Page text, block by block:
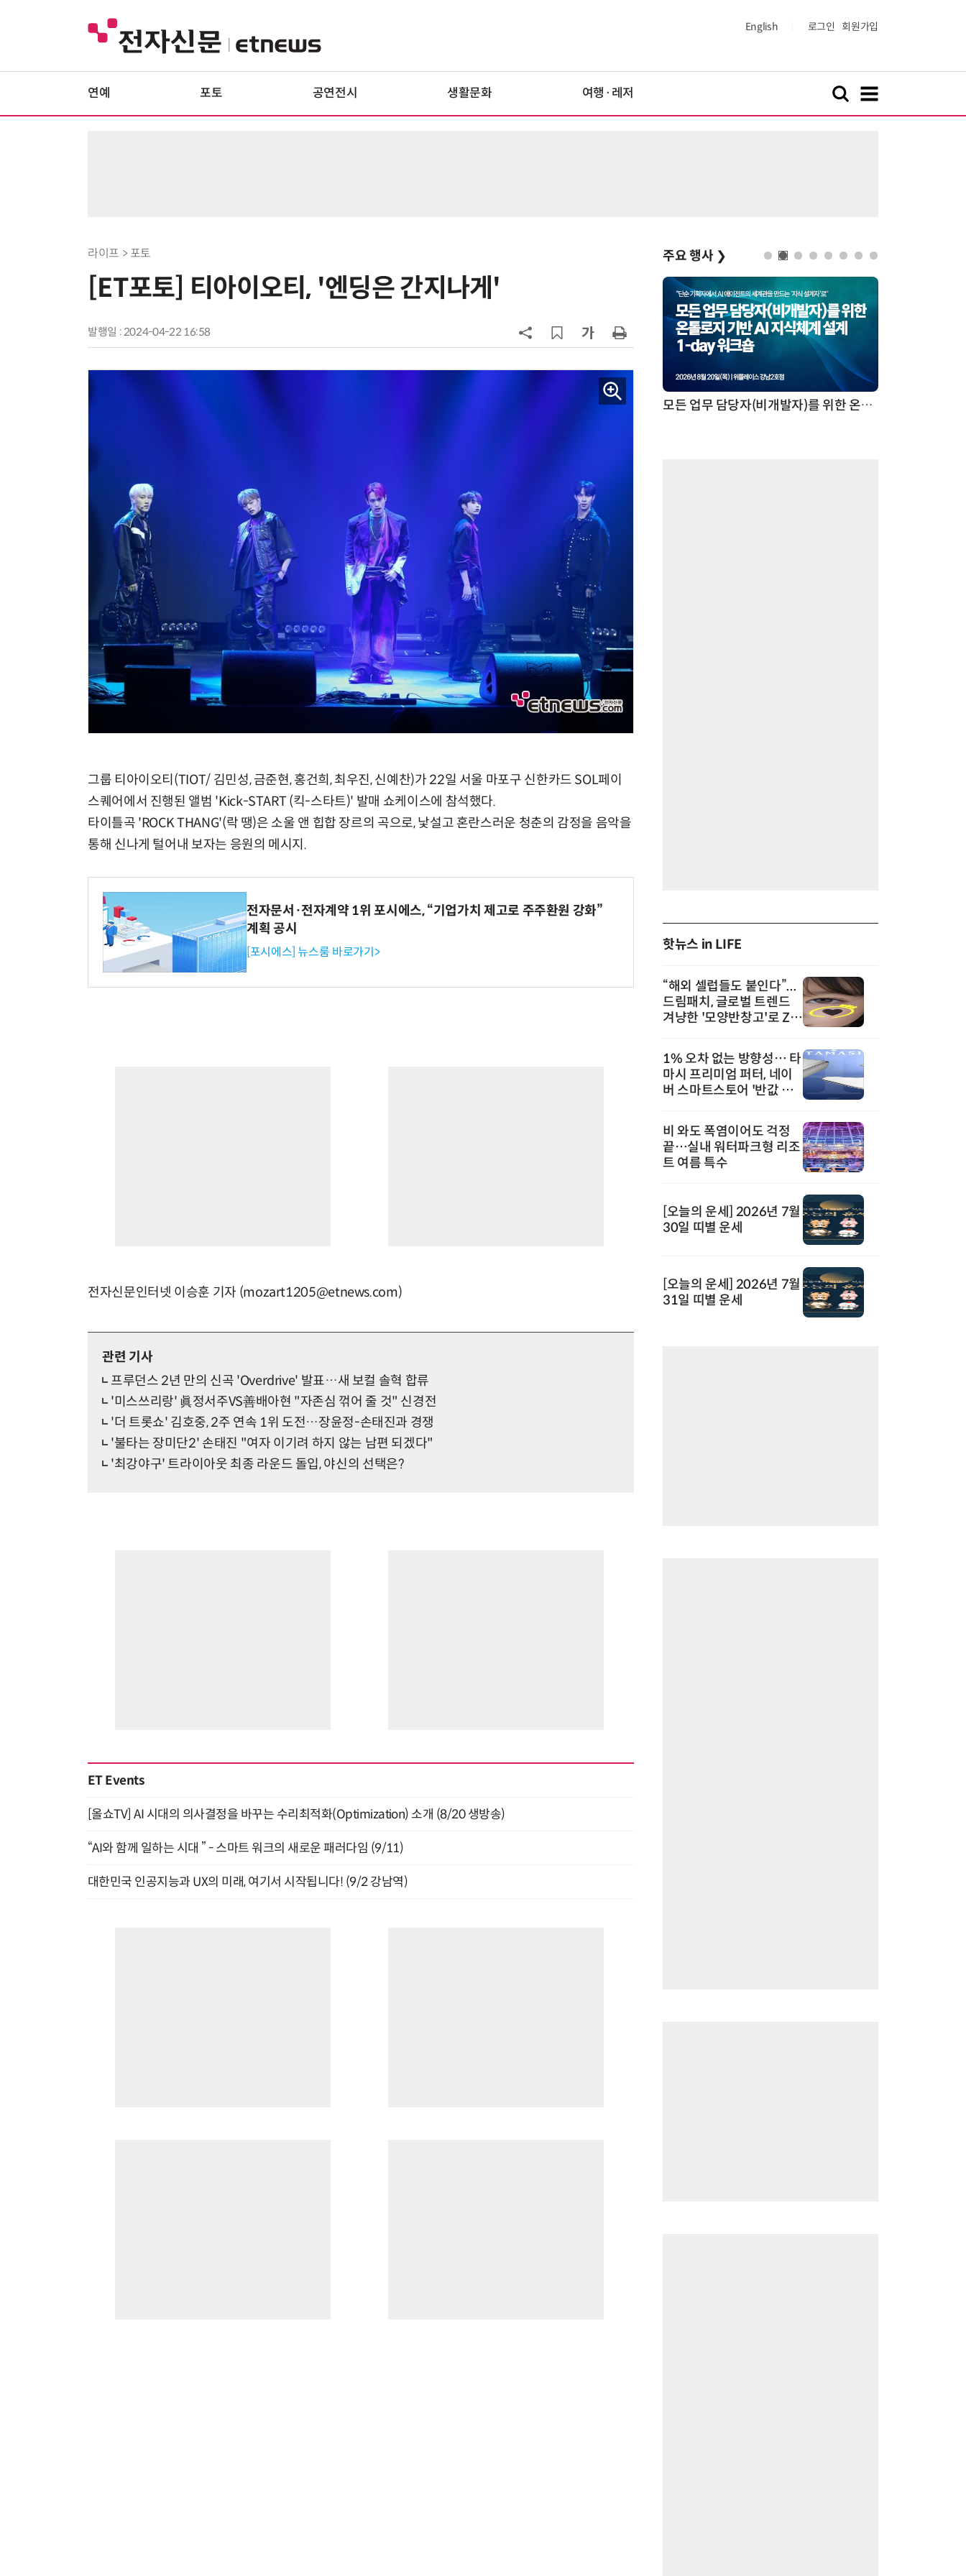
English 로그인 회원가입
연예 포토 공연전시 생활문화 여행·레저
라이프 > 포토
[ET포토] 티아이오티, '엔딩은 간지나게'
발행일 : 2024-04-22 16:58
그룹 티아이오티(TIOT/ 김민성, 금준현, 홍건희, 최우진, 신예찬)가 22일 서울 마포구 신한카드 SOL페이
스퀘어에서 진행된 앨범 'Kick-START (킥-스타트)' 발매 쇼케이스에 참석했다.
타이틀곡 'ROCK THANG'(락 땡)은 소울 앤 힙합 장르의 곡으로, 낯설고 혼란스러운 청춘의 감정을 음악을
통해 신나게 털어내 보자는 응원의 메시지.
전자문서·전자계약 1위 포시에스, “기업가치 제고로 주주환원 강화”
계획 공시
[포시에스] 뉴스룸 바로가기>
전자신문인터넷 이승훈 기자 (mozart1205@etnews.com)
관련 기사
프루던스 2년 만의 신곡 'Overdrive' 발표…새 보컬 솔혁 합류
'미스쓰리랑' 眞정서주VS善배아현 "자존심 꺾어 줄 것" 신경전
'더 트롯쇼' 김호중, 2주 연속 1위 도전…장윤정-손태진과 경쟁
'불타는 장미단2' 손태진 "여자 이기려 하지 않는 남편 되겠다"
'최강야구' 트라이아웃 최종 라운드 돌입, 야신의 선택은?
ET Events
[올쇼TV] AI 시대의 의사결정을 바꾸는 수리최적화(Optimization) 소개 (8/20 생방송)
“AI와 함께 일하는 시대 ” - 스마트 워크의 새로운 패러다임 (9/11)
대한민국 인공지능과 UX의 미래, 여기서 시작됩니다! (9/2 강남역)
주요 행사 ❯
모든 업무 담당자(비개발자)를 위한 온톨로지 기반 AI 지식체계 설계 1-day 워크숍
핫뉴스 in LIFE
“해외 셀럽들도 붙인다”...
드림패치, 글로벌 트렌드
겨냥한 '모양반창고'로 Z세
1% 오차 없는 방향성… 타
마시 프리미엄 퍼터, 네이
버 스마트스토어 '반값 할
비 와도 폭염이어도 걱정
끝…실내 워터파크형 리조
트 여름 특수
[오늘의 운세] 2026년 7월
30일 띠별 운세
[오늘의 운세] 2026년 7월
31일 띠별 운세